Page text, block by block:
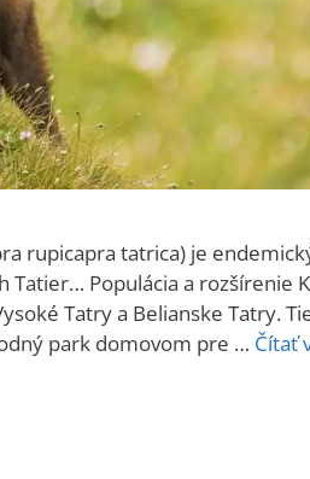
rupicapra tatrica) je
Tatier… Populácia a rozšírenie
Tatry a Belianske Tatry.
park domovom pre … Čítať